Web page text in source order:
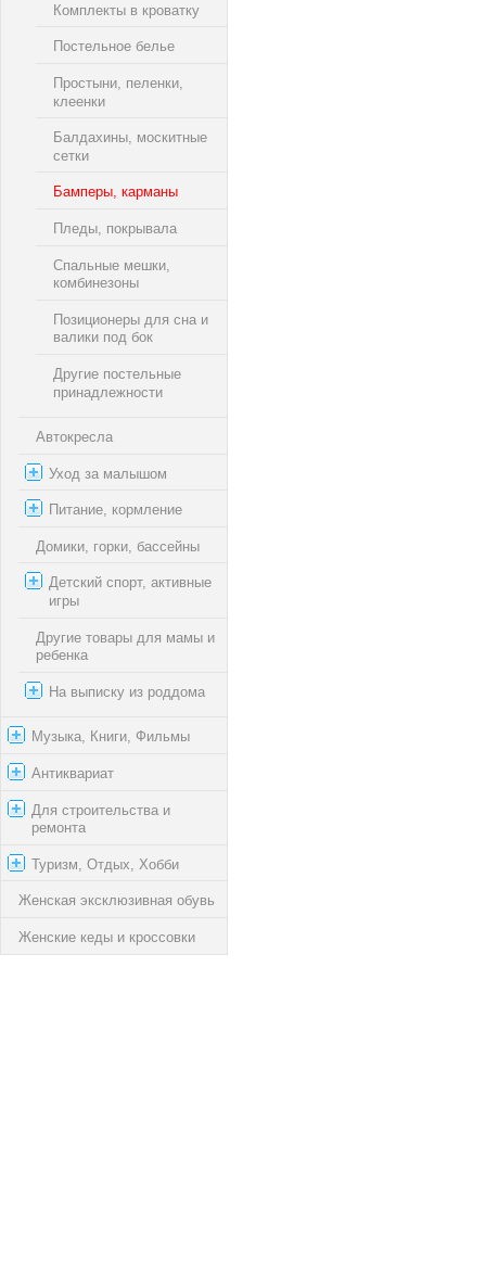
Комплекты в кроватку
Постельное белье
Простыни, пеленки,
клеенки
Балдахины, москитные
сетки
Бамперы, карманы
Пледы, покрывала
Спальные мешки,
комбинезоны
Позиционеры для сна и
валики под бок
Другие постельные
принадлежности
Автокресла
Уход за малышом
Питание, кормление
Домики, горки, бассейны
Детский спорт, активные
игры
Другие товары для мамы и
ребенка
На выписку из роддома
Музыка, Книги, Фильмы
Антиквариат
Для строительства и
ремонта
Туризм, Отдых, Хобби
Женская эксклюзивная обувь
Женские кеды и кроссовки